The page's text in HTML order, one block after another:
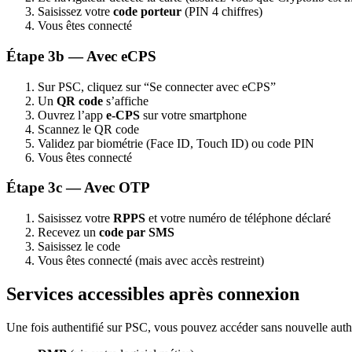
Saisissez votre code porteur (PIN 4 chiffres)
Vous êtes connecté
Étape 3b — Avec eCPS
Sur PSC, cliquez sur “Se connecter avec eCPS”
Un QR code s’affiche
Ouvrez l’app e-CPS sur votre smartphone
Scannez le QR code
Validez par biométrie (Face ID, Touch ID) ou code PIN
Vous êtes connecté
Étape 3c — Avec OTP
Saisissez votre RPPS et votre numéro de téléphone déclaré
Recevez un code par SMS
Saisissez le code
Vous êtes connecté (mais avec accès restreint)
Services accessibles après connexion
Une fois authentifié sur PSC, vous pouvez accéder sans nouvelle